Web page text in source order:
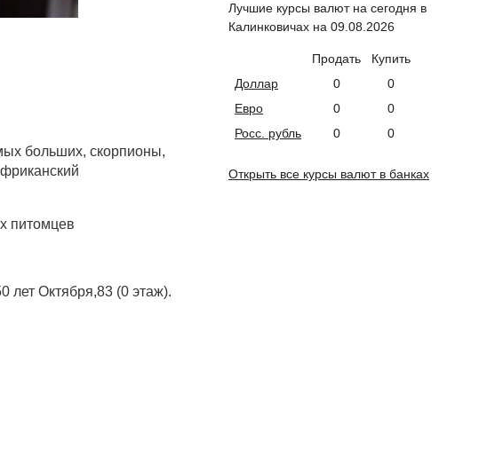
больших️, скорпионы,
питомцев
лет Октября,83 (0 этаж).
Лучшие курсы валют на сегодня в
Калинковичах на 09.08.2026
Продать
Купить
Доллар
0
0
Евро
0
0
Росс. рубль
0 0
Открыть все курсы валют в банках